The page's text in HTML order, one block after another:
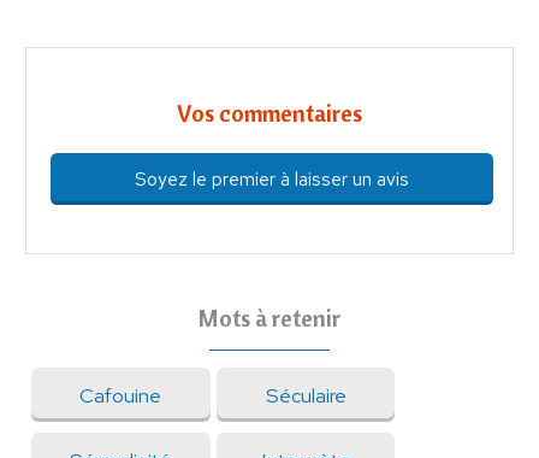
Vos commentaires
Soyez le premier à laisser un avis
Mots à retenir
Cafouine Séculaire